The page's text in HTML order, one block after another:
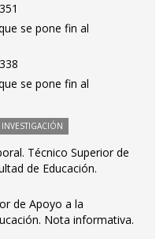
se pone fin al
se pone fin al
Técnico Superior de
de Educación.
de Apoyo a la
Nota informativa.